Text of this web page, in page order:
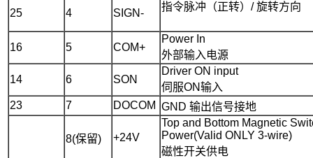
指令脉冲（正转）/ 旋转方向
25 4 SIGN-
16 5 COM+
Power In
外部输入电源
14 6 SON
Driver ON input
伺服ON输入
23
7 DOCOM GND 输出信号接地
8(保留) +24V
Top and Bottom Magnetic
Power(Valid ONLY 3-wire)
磁性开关供电